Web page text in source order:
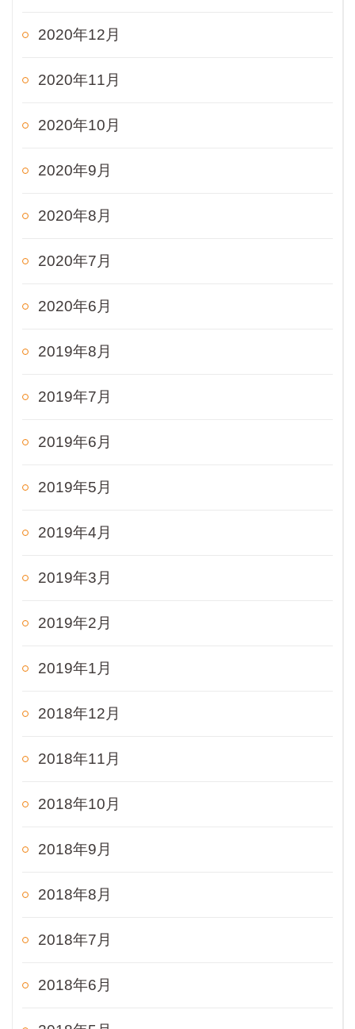
2020年12月
2020年11月
2020年10月
2020年9月
2020年8月
2020年7月
2020年6月
2019年8月
2019年7月
2019年6月
2019年5月
2019年4月
2019年3月
2019年2月
2019年1月
2018年12月
2018年11月
2018年10月
2018年9月
2018年8月
2018年7月
2018年6月